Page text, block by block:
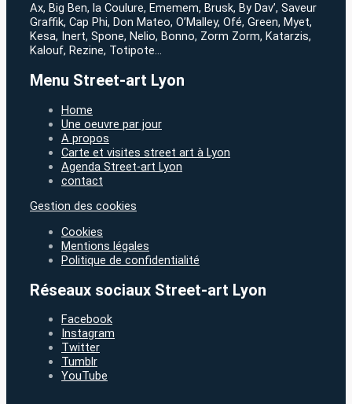
Ax, Big Ben, la Coulure, Ememem, Brusk, By Dav’, Saveur
Graffik, Cap Phi, Don Mateo, O’Malley, Ofé, Green, Myet,
Kesa, Inert, Spone, Nelio, Bonno, Zorm Zorm, Katarzis,
Kalouf, Rezine, Totipote…
Menu Street-art Lyon
Home
Une oeuvre par jour
A propos
Carte et visites street art à Lyon
Agenda Street-art Lyon
contact
Gestion des cookies
Cookies
Mentions légales
Politique de confidentialité
Réseaux sociaux Street-art Lyon
Facebook
Instagram
Twitter
Tumblr
YouTube